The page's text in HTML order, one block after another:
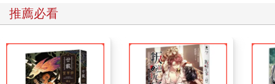
人，他們不會怪你；把當天應該做的案子拖到隔天，通常之後還
是會有時間完成。單一決定很容易被漠視。
然而，當我們日復一日重複百分之一的錯誤，複製不當決策與細
微過錯，並將小藉口合理化，這些小小的選擇就會像以複利計算
一樣，變成有害的後果。這邊退步百分之一，那邊退步百分之一
——最終導致問題的，就是這許多過失的累積。
推薦必看